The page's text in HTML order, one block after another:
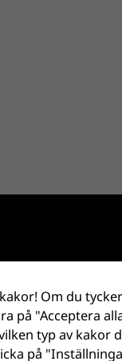
Om du
på "Acceptera
typ av kakor
på